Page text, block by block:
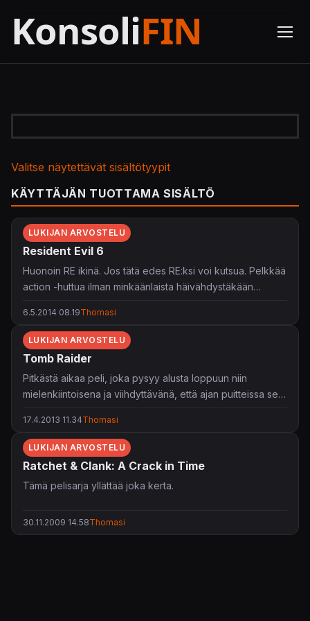
Valitse näytettävät sisältötyypit
KÄYTTÄJÄN TUOTTAMA SISÄLTÖ
LUKIJAN ARVOSTELU
Resident Evil 6
Huonoin RE ikinä. Jos tätä edes RE:ksi voi kutsua. Pelkkää
action -huttua ilman minkäänlaista häivähdystäkään
saksilla pelin kahtia, ettei vahingossakaan enää tule
laitettua tätä koneeseen.
6.5.2014 08.19Thomasi
LUKIJAN ARVOSTELU
Tomb Raider
Pitkästä aikaa peli, joka pysyy alusta loppuun niin
mielenkiintoisena ja viihdyttävänä, että ajan puitteissa sen
17.4.2013 11.34Thomasi
LUKIJAN ARVOSTELU
Ratchet & Clank: A Crack in Time
Tämä pelisarja yllättää joka kerta.
30.11.2009 14.58Thomasi